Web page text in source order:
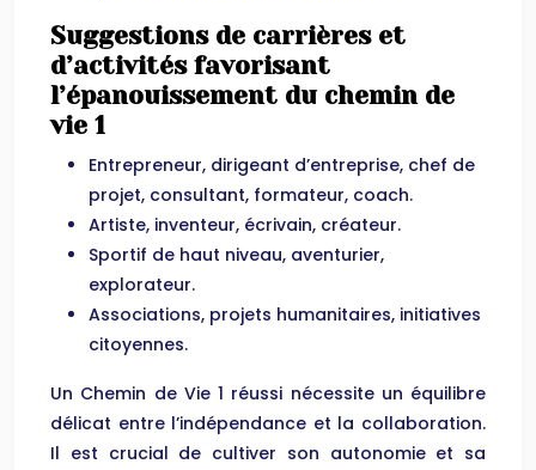
Suggestions de carrières et
d’activités favorisant
l’épanouissement du chemin de
vie 1
Entrepreneur, dirigeant d’entreprise, chef de
projet, consultant, formateur, coach.
Artiste, inventeur, écrivain, créateur.
Sportif de haut niveau, aventurier,
explorateur.
Associations, projets humanitaires, initiatives
citoyennes.
Un Chemin de Vie 1 réussi nécessite un équilibre
délicat entre l’indépendance et la collaboration.
Il est crucial de cultiver son autonomie et sa